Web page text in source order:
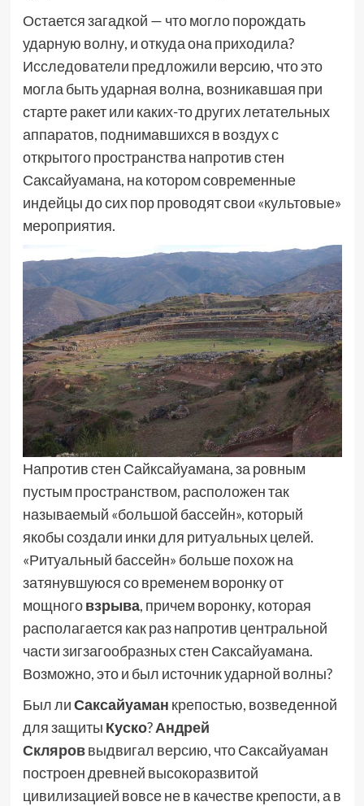
Остается загадкой — что могло порождать
ударную волну, и откуда она приходила?
Исследователи предложили версию, что это
могла быть ударная волна, возникавшая при
старте ракет или каких-то других летательных
аппаратов, поднимавшихся в воздух с
открытого пространства напротив стен
Саксайуамана, на котором современные
индейцы до сих пор проводят свои «культовые»
мероприятия.
Напротив стен Сайксайуамана, за ровным
пустым пространством, расположен так
называемый «большой бассейн», который
якобы создали инки для ритуальных целей.
«Ритуальный бассейн» больше похож на
затянувшуюся со временем воронку от
мощноговзрыва, причем воронку, которая
располагается как раз напротив центральной
части зигзагообразных стен Саксайуамана.
Возможно, это и был источник ударной волны?
Был лиСаксайуаман крепостью, возведенной
для защиты Куско?Андрей
Скляроввыдвигал версию, что Саксайуаман
построен древней высокоразвитой
цивилизацией вовсе не в качестве крепости, а в